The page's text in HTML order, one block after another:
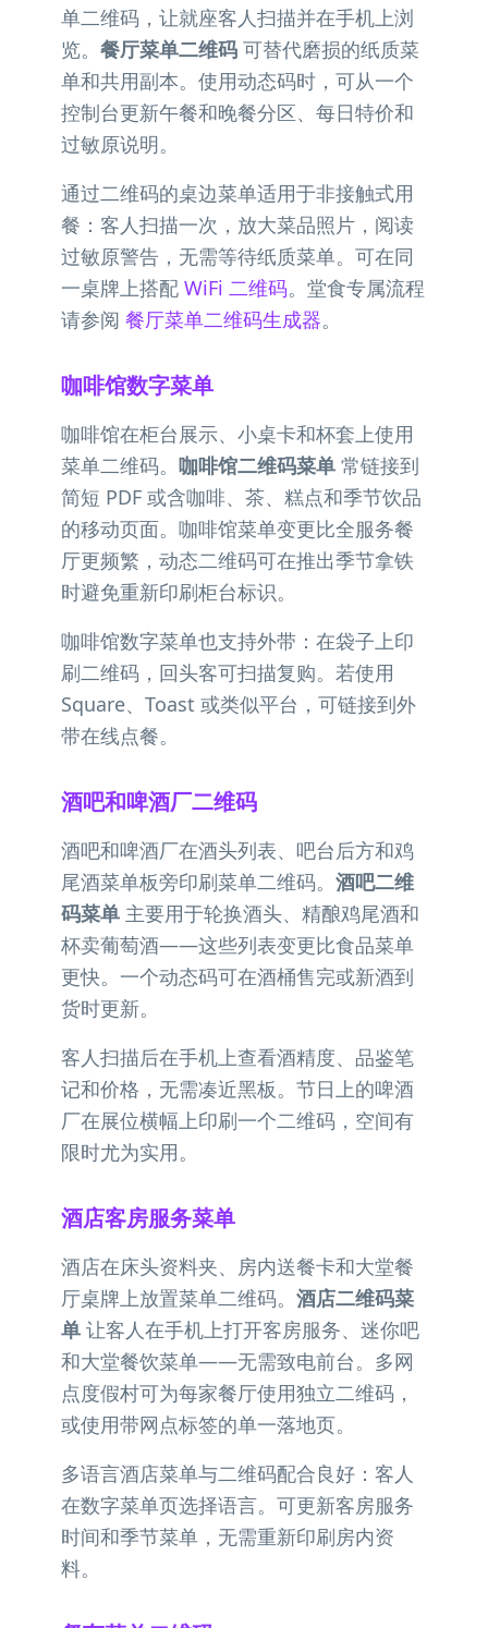
单二维码，让就座客人扫描并在手机上浏
览。 餐厅菜单二维码 可替代磨损的纸质菜
单和共用副本。使用动态码时，可从一个
控制台更新午餐和晚餐分区、每日特价和
过敏原说明。
通过二维码的桌边菜单适用于非接触式用
餐：客人扫描一次，放大菜品照片，阅读
过敏原警告，无需等待纸质菜单。可在同
一桌牌上搭配 WiFi 二维码。堂食专属流程
请参阅 餐厅菜单二维码生成器。
咖啡馆数字菜单
咖啡馆在柜台展示、小桌卡和杯套上使用
菜单二维码。 咖啡馆二维码菜单 常链接到
简短 PDF 或含咖啡、茶、糕点和季节饮品
的移动页面。咖啡馆菜单变更比全服务餐
厅更频繁，动态二维码可在推出季节拿铁
时避免重新印刷柜台标识。
咖啡馆数字菜单也支持外带：在袋子上印
刷二维码，回头客可扫描复购。若使用
Square、Toast 或类似平台，可链接到外
带在线点餐。
酒吧和啤酒厂二维码
酒吧和啤酒厂在酒头列表、吧台后方和鸡
尾酒菜单板旁印刷菜单二维码。 酒吧二维
码菜单 主要用于轮换酒头、精酿鸡尾酒和
杯卖葡萄酒——这些列表变更比食品菜单
更快。一个动态码可在酒桶售完或新酒到
货时更新。
客人扫描后在手机上查看酒精度、品鉴笔
记和价格，无需凑近黑板。节日上的啤酒
厂在展位横幅上印刷一个二维码，空间有
限时尤为实用。
酒店客房服务菜单
酒店在床头资料夹、房内送餐卡和大堂餐
厅桌牌上放置菜单二维码。 酒店二维码菜
单 让客人在手机上打开客房服务、迷你吧
和大堂餐饮菜单——无需致电前台。多网
点度假村可为每家餐厅使用独立二维码，
或使用带网点标签的单一落地页。
多语言酒店菜单与二维码配合良好：客人
在数字菜单页选择语言。可更新客房服务
时间和季节菜单，无需重新印刷房内资
料。